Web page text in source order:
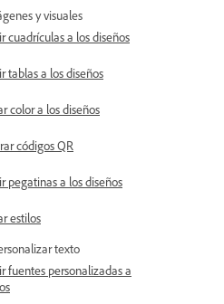
y visuales
cuadrículas a los diseños
tablas a los diseños
color a los diseños
códigos QR
pegatinas a los diseños
estilos
texto
fuentes personalizadas a